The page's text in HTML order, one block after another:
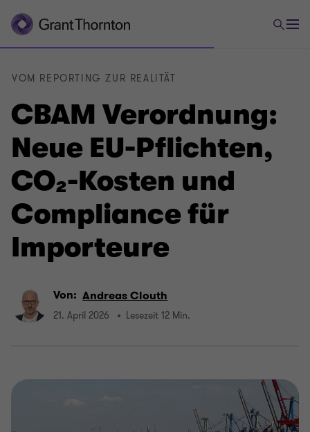
CBAM Verordnung:
Neue EU-Pflichten,
CO₂-Kosten und
Compliance für
Importeure
VOM REPORTING ZUR REALITÄT
Von: Andreas Clouth
21. April 2026 Lesezeit 12 Min.